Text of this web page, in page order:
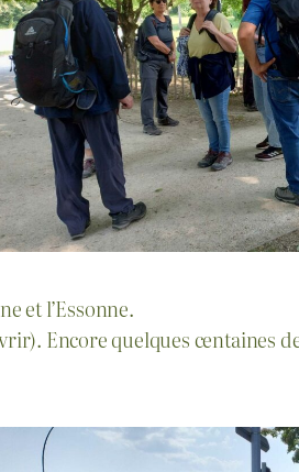
et l’Essonne.
Encore quelques centaines